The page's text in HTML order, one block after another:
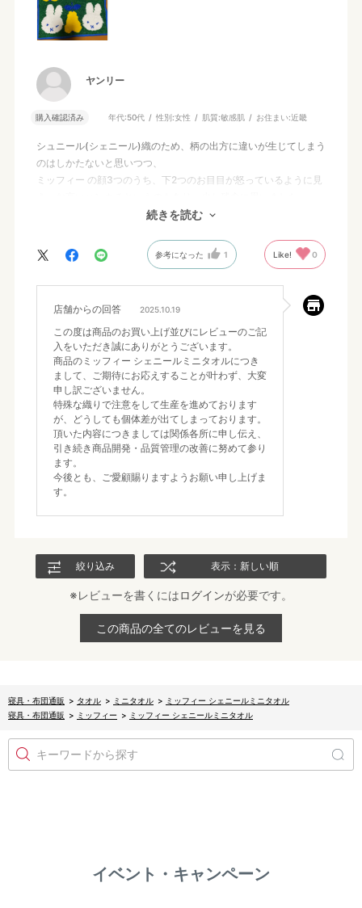
ヤンリー
購入確認済み 年代:50代 性別:女性 肌質:敏感肌 お住まい:近畿
シュニール(シェニール)織のため、柄の出方に違いが生じてしまう
のはしかたないと思いつつ、
ミッフィー の顔3つのうち、下2つのお目目が怒っているように見
（写真掲載は、どれもきれいな顔です。）
続きを読む
参考になった 1 Like! 0
店舗からの回答 2025.10.19
この度は商品のお買い上げ並びにレビューのご記
入をいただき誠にありがとうございます。
商品のミッフィー シェニールミニタオルにつき
まして、ご期待にお応えすることが叶わず、大変
申し訳ございません。
特殊な織りで注意をして生産を進めております
が、どうしても個体差が出てしまっております。
頂いた内容につきましては関係各所に申し伝え、
引き続き商品開発・品質管理の改善に努めて参り
ます。
今後とも、ご愛顧賜りますようお願い申し上げま
す。
絞り込み 表示：新しい順
※レビューを書くにはログインが必要です。
この商品の全てのレビューを見る
寝具・布団通販 > タオル > ミニタオル > ミッフィー シェニールミニタオル
寝具・布団通販 > ミッフィー > ミッフィー シェニールミニタオル
キーワードから探す
イベント・キャンペーン